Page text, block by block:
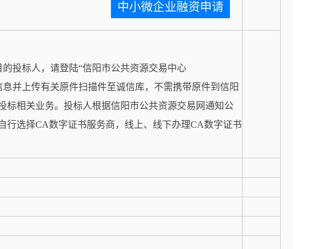
中小微企业融资申请
的投标人，请登陆“信阳市公共资源交易中心
息并上传有关原件扫描件至诚信库，不需携带原件到信阳
相关业务。投标人根据信阳市公共资源交易网通知公
行选择CA数字证书服务商，线上、线下办理CA数字证书